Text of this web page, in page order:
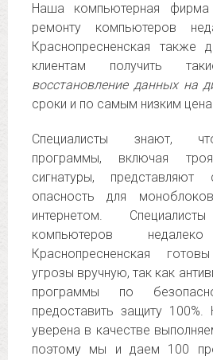
Наша компьютерная фирма
ремонту компьютеров
Краснопресненская также
клиентам получить
восстановление данных на
сроки и по самым низким
Специалисты знают,
программы, включая
сигнатуры,
опасность для
интернетом.
компьютеров
Краснопресненская
угрозы вручную, так как
программы по
предоставить защиту 100%.
уверена в качестве
поэтому мы и даем 100